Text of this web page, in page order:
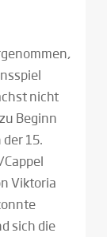
nicht
Beginn
15.
Viktoria
sich die